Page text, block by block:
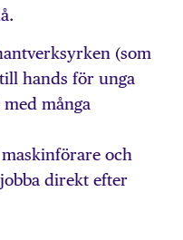
(som
hands för unga
många
och
direkt efter